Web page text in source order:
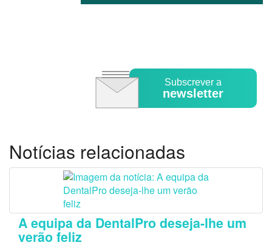
Subscrever a
newsletter
Notícias relacionadas
A equipa da DentalPro deseja-lhe um
verão feliz